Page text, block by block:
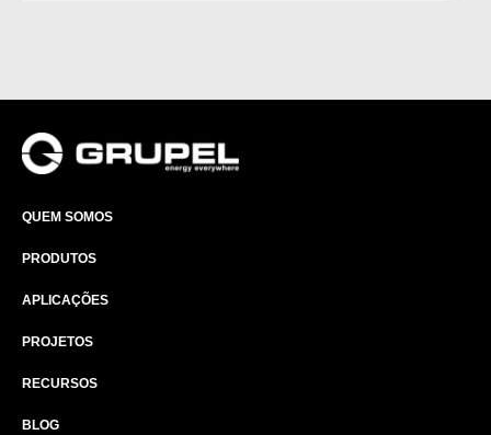
QUEM SOMOS
PRODUTOS
APLICAÇÕES
PROJETOS
RECURSOS
BLOG